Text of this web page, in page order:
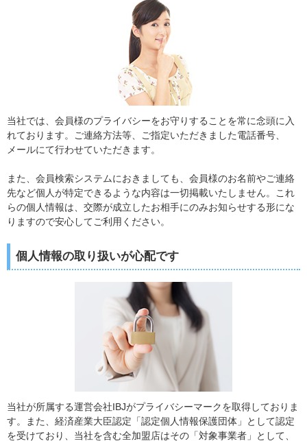
当社では、会員様のプライバシーをお守りすることを常に念頭に入
れております。ご連絡方法等、ご指定いただきました電話番号、
メールにて行わせていただきます。
また、会員検索システムにおきましても、会員様のお名前やご連絡
先など個人が特定できるような内容は一切掲載いたしません。これ
らの個人情報は、交際が成立したお相手にのみお知らせする形にな
りますので安心してご利用ください。
個人情報の取り扱いが心配です
当社が所属する運営会社IBJがプライバシーマークを取得しておりま
す。また、経済産業大臣認定「認定個人情報保護団体」として認定
を受けており、当社を含む全加盟店はその「対象事業者」として、